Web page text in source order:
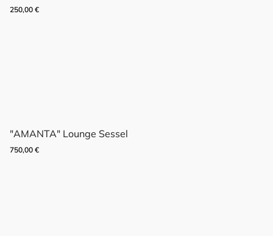
250,00 €
"AMANTA" Lounge Sessel
750,00 €